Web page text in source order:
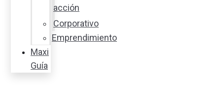
acción
Corporativo
Emprendimiento
Maxi
Guía